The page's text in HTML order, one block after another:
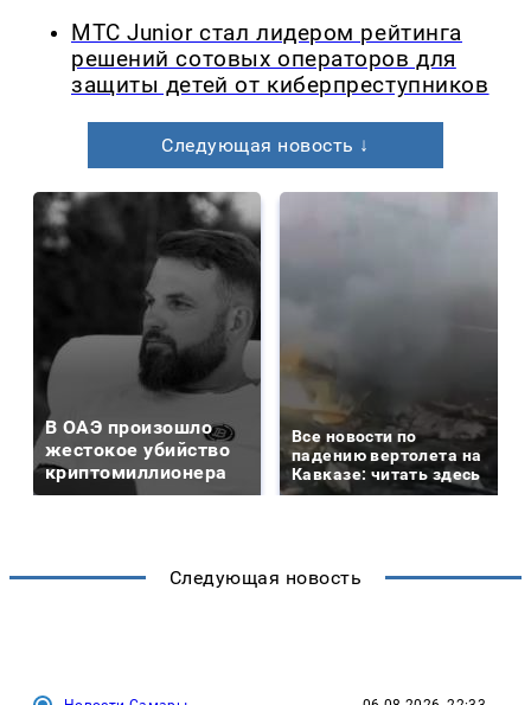
МТС Junior стал лидером рейтинга
решений сотовых операторов для
защиты детей от киберпреступников
Следующая новость ↓
В ОАЭ произошло
жестокое убийство
криптомиллионера
Все новости по
падению вертолета на
Кавказе: читать здесь
Следующая новость